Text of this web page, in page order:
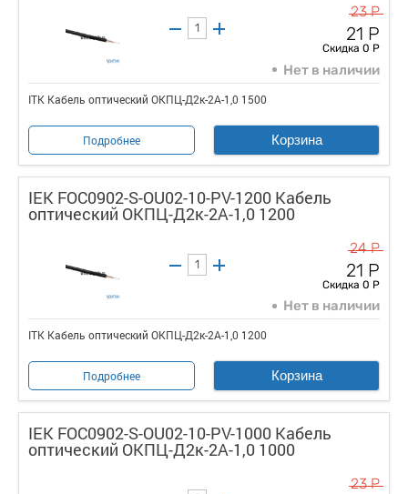
23 Р
21 Р
Скидка 0 Р
Нет в наличии
ITK Кабель оптический ОКПЦ-Д2к-2А-1,0 1500
Подробнее Корзина
IEK FOC0902-S-OU02-10-PV-1200 Кабель
оптический ОКПЦ-Д2к-2А-1,0 1200
24 Р
21 Р
Скидка 0 Р
Нет в наличии
ITK Кабель оптический ОКПЦ-Д2к-2А-1,0 1200
Подробнее Корзина
IEK FOC0902-S-OU02-10-PV-1000 Кабель
оптический ОКПЦ-Д2к-2А-1,0 1000
23 Р